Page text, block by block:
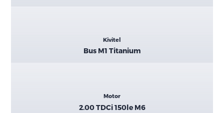
Kivitel
Bus M1 Titanium
Motor
2.00 TDCi 150le M6